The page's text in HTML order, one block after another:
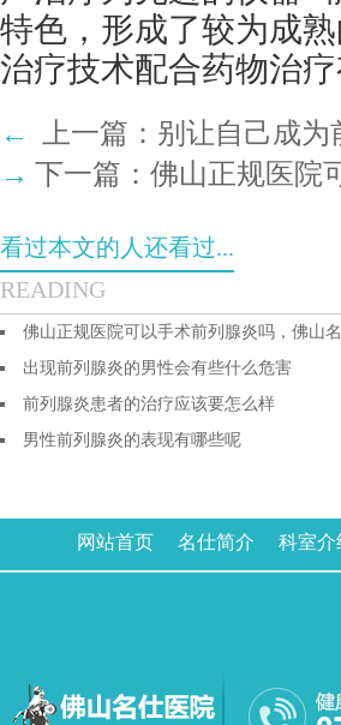
特色，形成了较为成
治疗技术配合药物治
← 上一篇： 别让自己成为
→ 下一篇： 佛山正规医院
看过本文的人还看过...
READING
佛山正规医院可以手术前列腺炎吗，佛山
出现前列腺炎的男性会有些什么危害
前列腺炎患者的治疗应该要怎么样
男性前列腺炎的表现有哪些呢
网站首页 名仕简介 科室介